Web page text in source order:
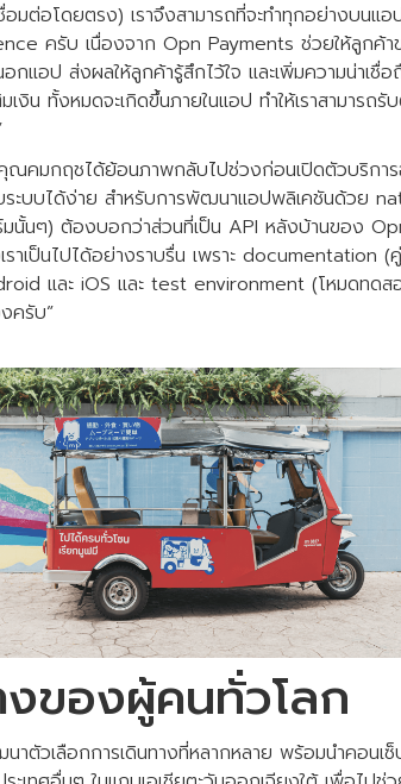
ต่อโดยตรง) เราจึงสามารถที่จะทำทุกอย่างบนแอ
ครับ เนื่องจาก Opn Payments ช่วยให้ลูกค้า
แอป ส่งผลให้ลูกค้ารู้สึกไว้ใจ และเพิ่มความน่าเชื่
งิน ทั้งหมดจะเกิดขึ้นภายในแอป ทำให้เราสามาร
ณคมกฤชได้ย้อนภาพกลับไปช่วงก่อนเปิดตัวบริกา
บระบบได้ง่าย สำหรับการพัฒนาแอปพลิเคชันด้วย
ร์มนั้นๆ) ต้องบอกว่าส่วนที่เป็น API หลังบ้านของ
าเป็นไปได้อย่างราบรื่น เพราะ documentation (
และ iOS และ test environment (โหมดทดส
ครับ”
ของผู้คนทั่วโลก
ตัวเลือกการเดินทางที่หลากหลาย พร้อมนำคอนเ